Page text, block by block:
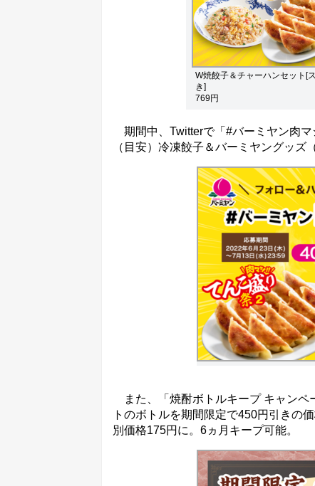
W焼餃子＆チャーハンセット[
き]
769円
期間中、Twitterで「#バーミヤン肉マ
（目安）冷凍餃子＆バーミヤングッズ
また、「焼酎ボトルキープ キャンペ
トのボトルを期間限定で450円引きの
別価格175円に。6ヵ月キープ可能。